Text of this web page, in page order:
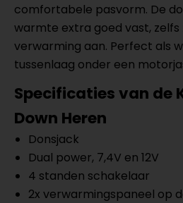
comfortabele pasvorm. De
warmte extra goed vast, zelfs
verwarming aan. Perfect als
tussenlaag onder een
Specificaties van de
Down Heren
Donsjack
Dual power, 7,4V en 12V
4 standen schakelaar
2x verwarmingspaneel op